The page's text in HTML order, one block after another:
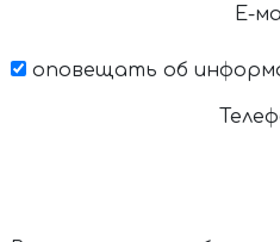
Е-
оповещать об